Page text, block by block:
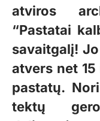
atviros
“Pastatai
savaitgalį!
atvers net
pastatų.
tektų